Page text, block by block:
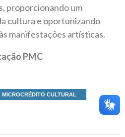
proporcionando um
cultura e oportunizando
manifestações artísticas.
PMC
MICROCRÉDITO CULTURAL